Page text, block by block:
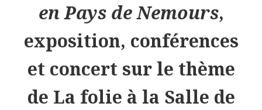
en Pays de Nemours,
exposition, conférences
et concert sur le thème
de La folie à la Salle de